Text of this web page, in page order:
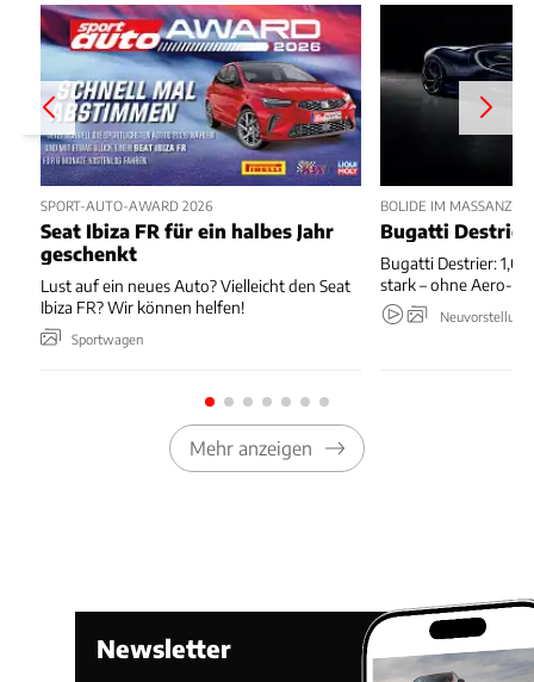
SPORT-AUTO-AWARD 2026
Seat Ibiza FR für ein halbes Jahr
geschenkt
Lust auf ein neues Auto? Vielleicht den Seat
Ibiza FR? Wir können helfen!
Sportwagen
BOLIDE IM MASSANZUG
Bugatti
Bugatti Destrier: 1,00
stark – ohne Aero-
Mehr anzeigen
Newsletter